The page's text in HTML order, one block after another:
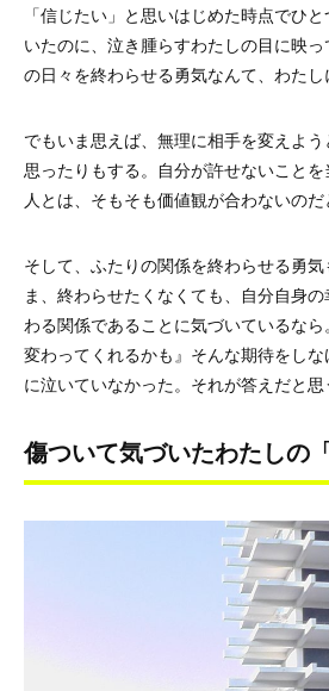
「信じたい」と思いはじめた時点でひ
いたのに、泣き腫らすわたしの目に映
の日々を終わらせる勇気なんて、わたし
でもいま思えば、無理に相手を変えよ
思ったりもする。自分が許せないこと
人とは、そもそも価値観が合わないのだ
そして、ふたりの関係を終わらせる勇
ま、終わらせたくなくても、自分自身
わる関係であることに気づいているな
変わってくれるかも』そんな期待をし
に泣いていなかった。それが答えだと思
傷ついて気づいたわたしの